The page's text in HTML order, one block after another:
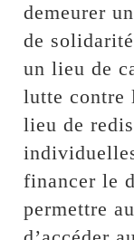
demeurer
de
un lieu de
lutte contre
lieu de
financer le
permettre